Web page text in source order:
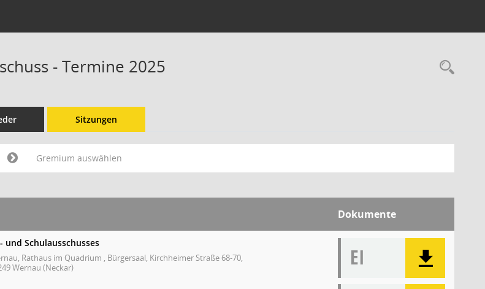
- Termine 2025
Sitzungen
Gremium auswählen
Dokumente
und Schulausschusses
Rathaus im Quadrium , Bürgersaal, Kirchheimer Straße 68-70,
Wernau (Neckar)
EI